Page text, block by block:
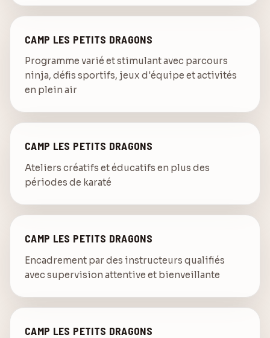
CAMP LES PETITS DRAGONS
Programme varié et stimulant avec parcours
ninja, défis sportifs, jeux d'équipe et activités
en plein air
CAMP LES PETITS DRAGONS
Ateliers créatifs et éducatifs en plus des
périodes de karaté
CAMP LES PETITS DRAGONS
Encadrement par des instructeurs qualifiés
avec supervision attentive et bienveillante
CAMP LES PETITS DRAGONS